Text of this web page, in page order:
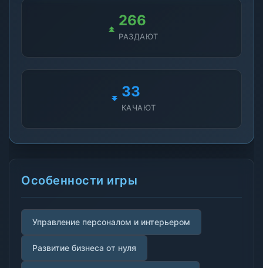
266
РАЗДАЮТ
33
КАЧАЮТ
Особенности игры
Управление персоналом и интерьером
Развитие бизнеса от нуля